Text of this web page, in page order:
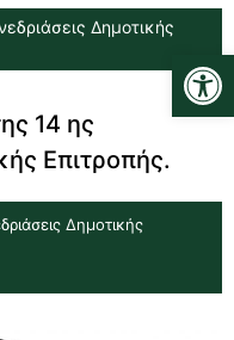
Δημοτικής
14 ης
Επιτροπής.
Δημοτικής